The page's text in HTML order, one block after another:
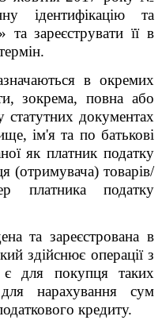
ідентифікацію та
та зареєструвати її в
в окремих
зокрема, повна або
статутних документах
ім'я та по батькові
як платник податку
(отримувача) товарів/
платника податку
та зареєстрована в
здійснює операції з
є для покупця таких
для нарахування сум
кредиту.